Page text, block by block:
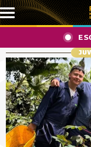
Pasar al contenido